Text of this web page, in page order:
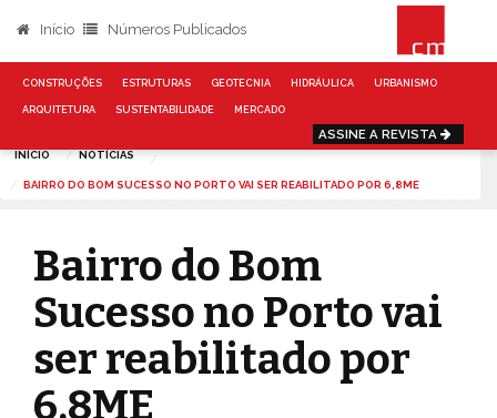
Início Números Publicados
CONSTRUÇÕES ESTRUTURAS GEOTECNIA HIDRÁULICA URBANISMO
ARQUITETURA SUSTENTABILIDADE MERCADO
ASSINE A REVISTA
INÍCIO NOTÍCIAS
BAIRRO DO BOM SUCESSO NO PORTO VAI SER REABILITADO POR 6,8ME
Bairro do Bom
Sucesso no Porto vai
ser reabilitado por
6,8ME